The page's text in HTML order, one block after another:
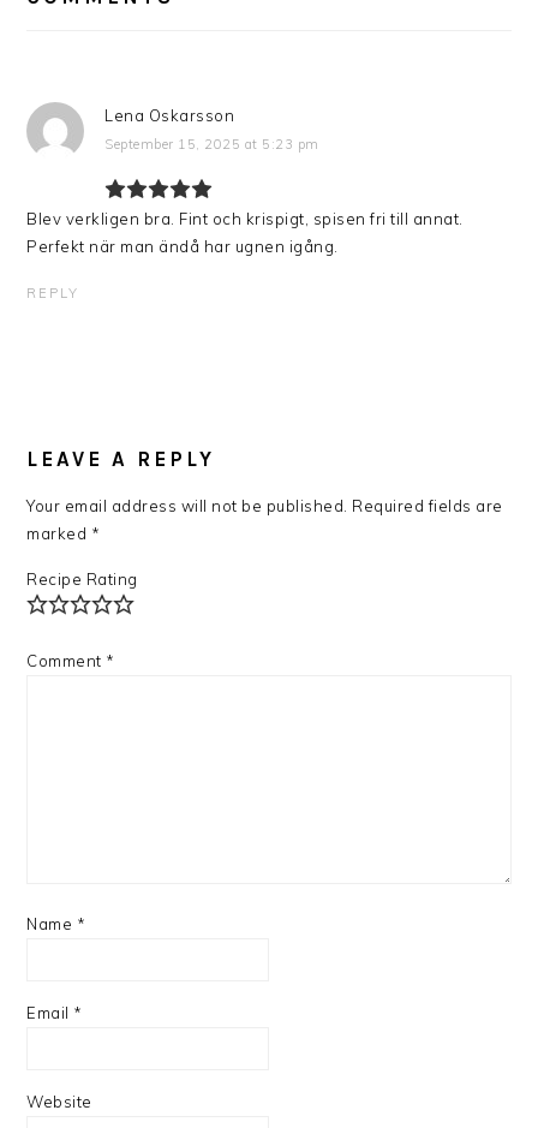
Lena Oskarsson
September 15, 2025 at 5:23 pm
Blev verkligen bra. Fint och krispigt, spisen fri till annat.
Perfekt när man ändå har ugnen igång.
REPLY
LEAVE A REPLY
Your email address will not be published. Required fields are
marked *
Recipe Rating
Comment *
Name *
Email *
Website